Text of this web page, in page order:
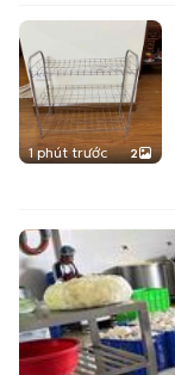
1 phút trước 2